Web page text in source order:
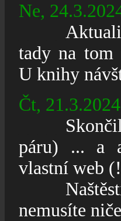
Ne,
tady na tom
U knihy
Čt,
páru) ... a
vlastní web
nemusíte